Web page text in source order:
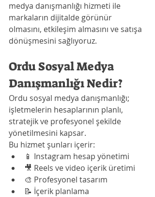
medya danışmanlığı hizmeti ile
markaların dijitalde görünür
olmasını, etkileşim almasını ve satışa
dönüşmesini sağlıyoruz.
Ordu Sosyal Medya
Danışmanlığı Nedir?
Ordu sosyal medya danışmanlığı;
işletmelerin hesaplarının planlı,
stratejik ve profesyonel şekilde
yönetilmesini kapsar.
Bu hizmet şunları içerir:
📱 Instagram hesap yönetimi
🎥 Reels ve video içerik üretimi
🎨 Profesyonel tasarım
📝 İçerik planlama